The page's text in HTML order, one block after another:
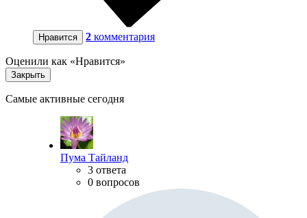
Нравится 2 комментария
Оценили как «Нравится»
Закрыть
Самые активные сегодня
Пума Тайланд
3 ответа
0 вопросов